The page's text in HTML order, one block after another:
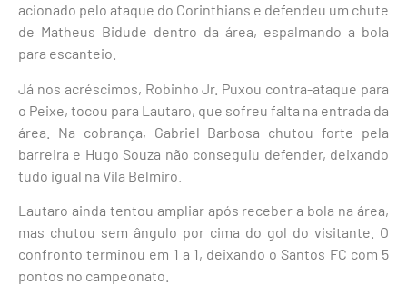
acionado pelo ataque do Corinthians e defendeu um chute
de Matheus Bidude dentro da área, espalmando a bola
para escanteio.
Já nos acréscimos, Robinho Jr. Puxou contra-ataque para
o Peixe, tocou para Lautaro, que sofreu falta na entrada da
área. Na cobrança, Gabriel Barbosa chutou forte pela
barreira e Hugo Souza não conseguiu defender, deixando
tudo igual na Vila Belmiro.
Lautaro ainda tentou ampliar após receber a bola na área,
mas chutou sem ângulo por cima do gol do visitante. O
confronto terminou em 1 a 1, deixando o Santos FC com 5
pontos no campeonato.